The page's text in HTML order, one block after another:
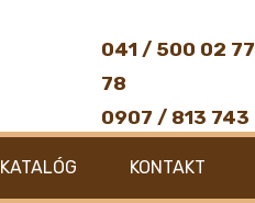
041 / 500 02 77
78
0907 / 813 743
KATALÓG KONTAKT